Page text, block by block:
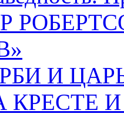
И ЦАРЬ
КРЕСТЕ